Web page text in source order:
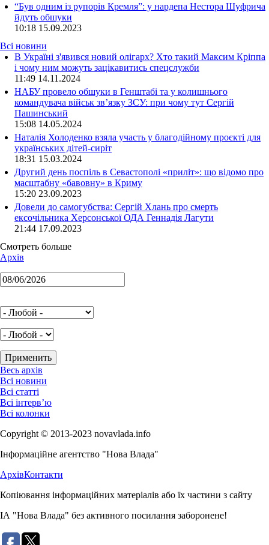
“Був одним із рупорів Кремля”: у нардепа Нестора Шуфрича
йдуть обшуки
10:18 15.09.2023
Всі новини
В Україні з'явився новий олігарх? Хто такий Максим Кріппа
і чому ним можуть зацікавитись спецслужби
11:49 14.11.2024
НАБУ провело обшуки в Генштабі та у колишнього
командувача військ зв’язку ЗСУ: при чому тут Сергій
Пашинський
15:08 14.05.2024
Наталія Холоденко взяла участь у благодійному проєкті для
українських дітей-сиріт
18:31 15.03.2024
Другий день поспіль в Севастополі «приліт»: що відомо про
масштабну «бавовну» в Криму
15:20 23.09.2023
Довели до самогубства: Сергій Хлань про смерть
ексочільника Херсонської ОДА Геннадія Лагути
21:44 17.09.2023
Смотреть больше
Архів
Весь архів
Всі новини
Всі статті
Всі інтерв’ю
Всі колонки
Copyright © 2013-2023 novavlada.info
Інформаційне агентство "Нова Влада"
АрхівКонтакти
Копіювання інформаційних матеріалів або їх частини з сайту
ІА "Нова Влада" без активного посилання заборонене!